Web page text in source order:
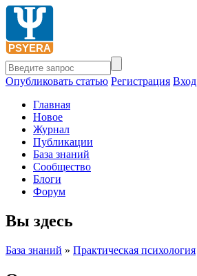
Опубликовать статью Регистрация Вход
Главная
Новое
Журнал
Публикации
База знаний
Сообщество
Блоги
Форум
Вы здесь
База знаний » Практическая психология